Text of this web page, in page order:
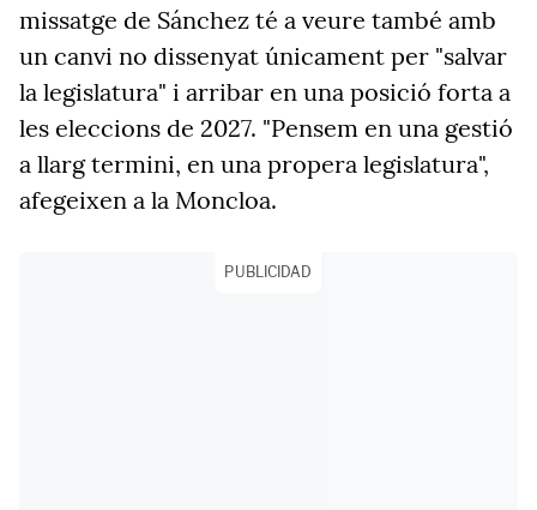
missatge de Sánchez té a veure també amb
un canvi no dissenyat únicament per "salvar
la legislatura" i arribar en una posició forta a
les eleccions de 2027. "Pensem en una gestió
a llarg termini, en una propera legislatura",
afegeixen a la Moncloa.
PUBLICIDAD